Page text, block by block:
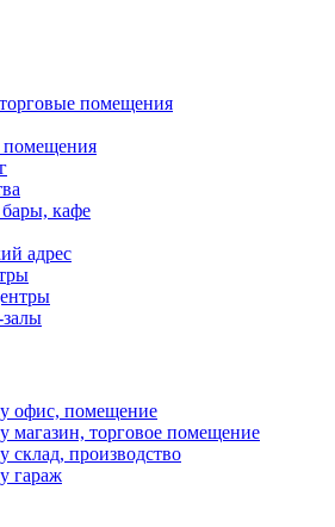
помещения
кафе
адрес
офис, помещение
магазин, торговое помещение
склад, производство
гараж